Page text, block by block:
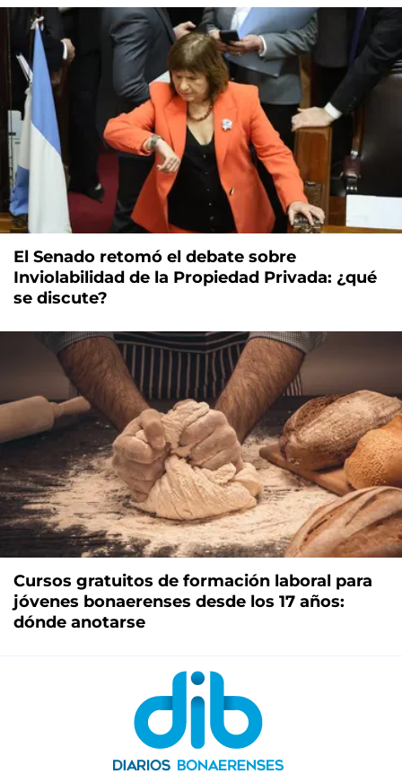
El Senado retomó el debate sobre
Inviolabilidad de la Propiedad Privada: ¿qué
se discute?
Cursos gratuitos de formación laboral para
jóvenes bonaerenses desde los 17 años:
dónde anotarse